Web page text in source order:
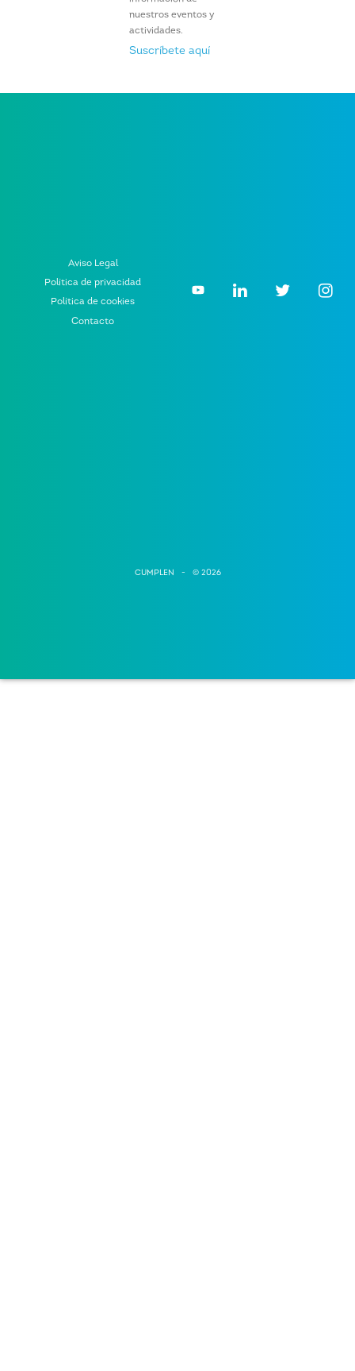
nuestros eventos y
actividades.
Suscríbete aquí
Aviso Legal
Política de privacidad
Política de cookies
Contacto
CUMPLEN - © 2026